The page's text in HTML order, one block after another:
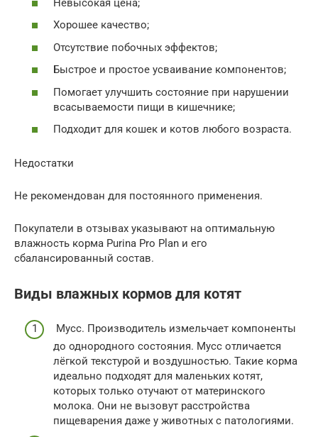
Хорошее качество;
Отсутствие побочных эффектов;
Быстрое и простое усваивание компонентов;
Помогает улучшить состояние при нарушении
всасываемости пищи в кишечнике;
Подходит для кошек и котов любого возраста.
Недостатки
Не рекомендован для постоянного применения.
Покупатели в отзывах указывают на оптимальную
влажность корма Purina Pro Plan и его
сбалансированный состав.
Виды влажных кормов для котят
Мусс. Производитель измельчает компоненты
до однородного состояния. Мусс отличается
лёгкой текстурой и воздушностью. Такие корма
идеально подходят для маленьких котят,
которых только отучают от материнского
молока. Они не вызовут расстройства
пищеварения даже у животных с патологиями.